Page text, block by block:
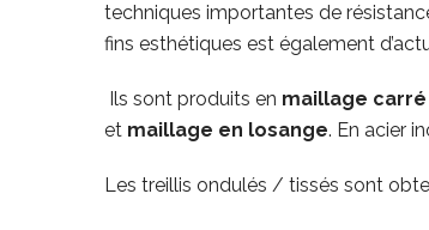
techniques importantes de
fins esthétiques est également
Ils sont produits en maillage carré
et maillage en losange. En acier
Les treillis ondulés / tissés sont